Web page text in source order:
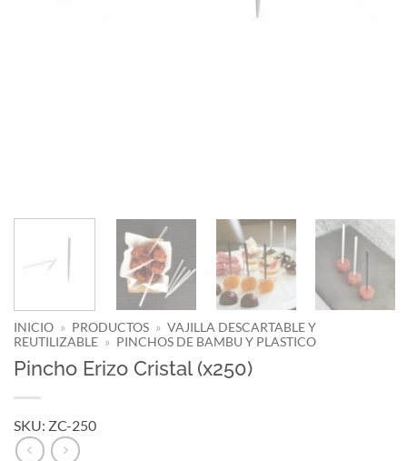
INICIO » PRODUCTOS » VAJILLA DESCARTABLE Y
REUTILIZABLE » PINCHOS DE BAMBU Y PLASTICO
Pincho Erizo Cristal (x250)
SKU: ZC-250